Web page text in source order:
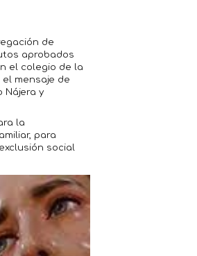
de
aprobados
el colegio de la
mensaje de
Nájera y
la
para
social